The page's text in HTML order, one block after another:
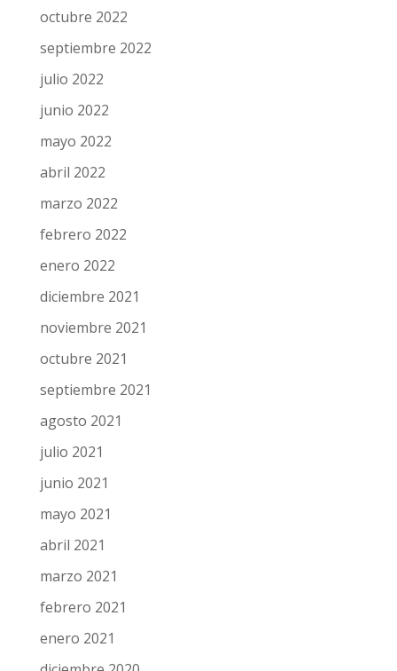
octubre 2022
septiembre 2022
julio 2022
junio 2022
mayo 2022
abril 2022
marzo 2022
febrero 2022
enero 2022
diciembre 2021
noviembre 2021
octubre 2021
septiembre 2021
agosto 2021
julio 2021
junio 2021
mayo 2021
abril 2021
marzo 2021
febrero 2021
enero 2021